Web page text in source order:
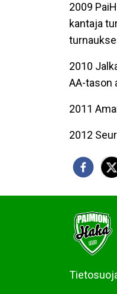
2009
kantaja
2010
AA-tason
2011
2012